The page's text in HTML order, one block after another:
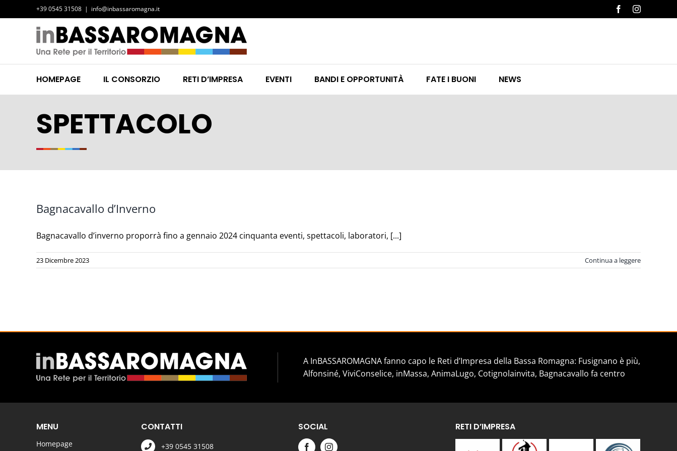
al
contenuto
+39 0545 31508 | info@inbassaromagna.it FacebookInstagram
HOMEPAGE IL CONSORZIO RETI D’IMPRESA EVENTI BANDI E OPPORTUNITÀ FATE I BUONI NEWS
SPETTACOLO
Bagnacavallo d’Inverno
Bagnacavallo d’inverno proporrà fino a gennaio 2024 cinquanta eventi, spettacoli, laboratori, [...]
23 Dicembre 2023 Continua a leggere
A InBASSAROMAGNA fanno capo le Reti d’Impresa della Bassa Romagna: Fusignano è più,
Alfonsiné, ViviConselice, inMassa, AnimaLugo, Cotignolainvita, Bagnacavallo fa centro
MENU
Homepage
CONTATTI
+39 0545 31508
SOCIAL RETI D’IMPRESA